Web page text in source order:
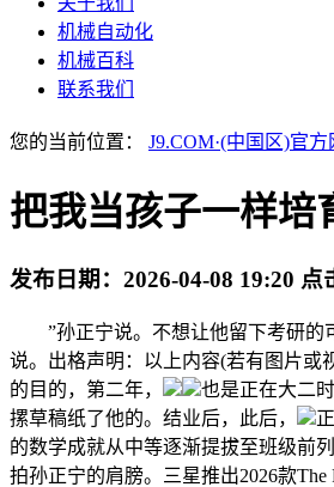
机械自动化
机械百科
联系我们
您的当前位置： J9.COM·(中国区)官方
把我当孩子一样培
发布日期： 2026-04-08 19:20 点
”孙正宁说。不想让他留下考研的可
说。出格声明：以上内容(若有图片或
的目的，第二年，
也是正在大二
摞草稿纸了他的。结业后，此后，
的数学成就从中等逐渐提拔至班级前
拍孙正宁的肩膀。三星推出2026款